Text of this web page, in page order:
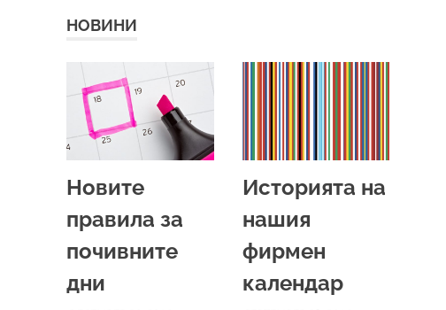
НОВИНИ
Новите
правила за
почивните
дни
Историята на
нашия
фирмен
календар